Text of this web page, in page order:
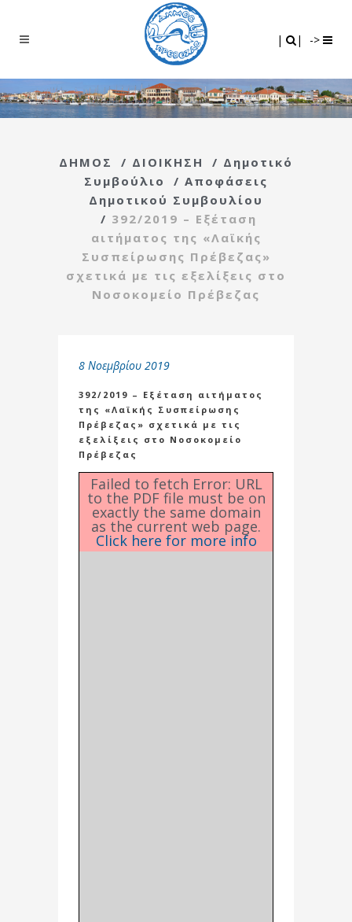
| | ->
ΔΗΜΟΣ / ΔΙΟΙΚΗΣΗ / Δημοτικό
Συμβούλιο
/ Αποφάσεις
Δημοτικού Συμβουλίου
/ 392/2019 – Εξέταση
αιτήματος της «Λαϊκής
Συσπείρωσης Πρέβεζας»
σχετικά με τις εξελίξεις στο
Νοσοκομείο Πρέβεζας
8 Νοεμβρίου 2019
392/2019 – Εξέταση αιτήματος
της «Λαϊκής Συσπείρωσης
Πρέβεζας» σχετικά με τις
εξελίξεις στο Νοσοκομείο
Πρέβεζας
Failed to fetch Error: URL
to the PDF file must be on
exactly the same domain
as the current web page.
Click here for more info